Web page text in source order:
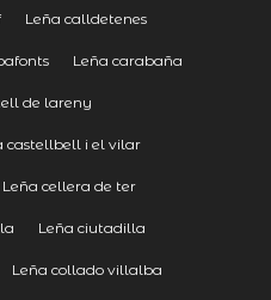
Leña calldetenes
Leña carabaña
de lareny
castellbell i el vilar
Leña cellera de ter
Leña ciutadilla
Leña collado villalba